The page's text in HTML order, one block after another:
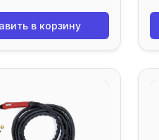
в корзину